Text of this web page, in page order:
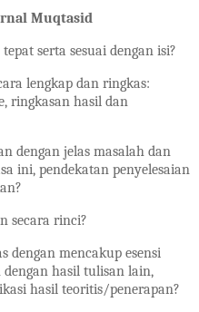
Muqtasid
serta sesuai dengan isi?
lengkap dan ringkas:
ringkasan hasil dan
dengan jelas masalah dan
ini, pendekatan penyelesaian
secara rinci?
dengan mencakup esensi
hasil tulisan lain,
hasil teoritis/penerapan?